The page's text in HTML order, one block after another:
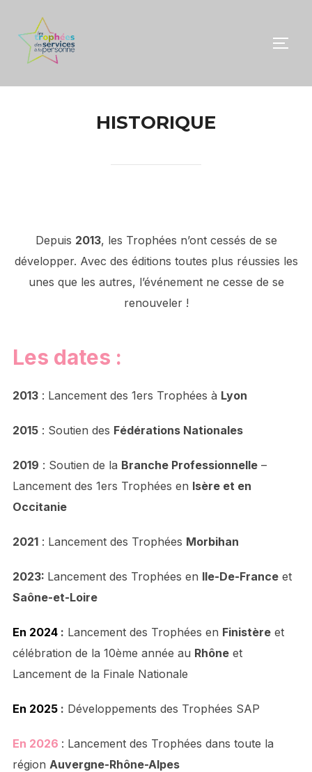
contenu
HISTORIQUE
Depuis 2013, les Trophées n’ont cessés de se
développer. Avec des éditions toutes plus réussies les
unes que les autres, l’événement ne cesse de se
renouveler !
Les dates :
2013: Lancement des 1ers Trophées à Lyon
2015: Soutien des Fédérations Nationales
2019 : Soutien de la Branche Professionnelle–
Lancement des 1ers Trophées en Isère et en
Occitanie
2021: Lancement des Trophées Morbihan
2023: Lancement des Trophées en Ile-De-Franceet
Saône-et-Loire
En 2024 : Lancement des Trophées en Finistèreet
célébration de la 10ème année au Rhôneet
Lancement de la Finale Nationale
En 2025 : Développements des Trophées SAP
En 2026 : Lancement des Trophées dans toute la
région Auvergne-Rhône-Alpes